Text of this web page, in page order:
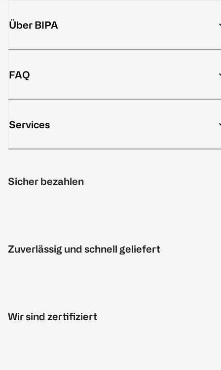
Über BIPA
FAQ
Services
Sicher bezahlen
Zuverlässig und schnell geliefert
Wir sind zertifiziert